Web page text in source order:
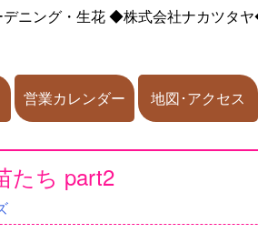
ニング・生花◆株式会社ナカツタ
営業カレンダー 地図･アクセス
たち part2